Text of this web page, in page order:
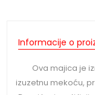
Informacije o
Ova majica je
izuzetnu mekoću,